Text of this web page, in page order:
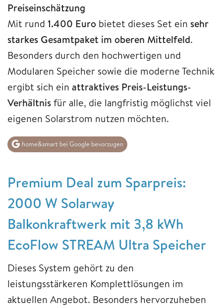
Preiseinschätzung
Mit rund 1.400 Euro bietet dieses Set ein sehr
starkes Gesamtpaket im oberen Mittelfeld.
Besonders durch den hochwertigen und
Modularen Speicher sowie die moderne Technik
ergibt sich ein attraktives Preis-Leistungs-
Verhältnisfür alle, die langfristig möglichst viel
eigenen Solarstrom nutzen möchten.
home&smart bei Google bevorzugen
Premium Deal zum Sparpreis:
2000 W Solarway
Balkonkraftwerk mit 3,8 kWh
EcoFlow STREAM Ultra Speicher
Dieses System gehört zu den
leistungsstärkeren Komplettlösungen im
aktuellen Angebot. Besonders hervorzuheben